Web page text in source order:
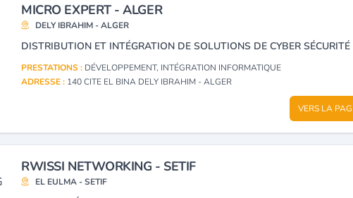
MICRO EXPERT - ALGER
DELY IBRAHIM - ALGER
PRESTATIONS : DÉVELOPPEMENT, INTÉGRATION INFORMATIQUE
ADRESSE : 140 CITE EL BINA DELY IBRAHIM - ALGER
VERS LA
RWISSI NETWORKING - SETIF
EL EULMA - SETIF